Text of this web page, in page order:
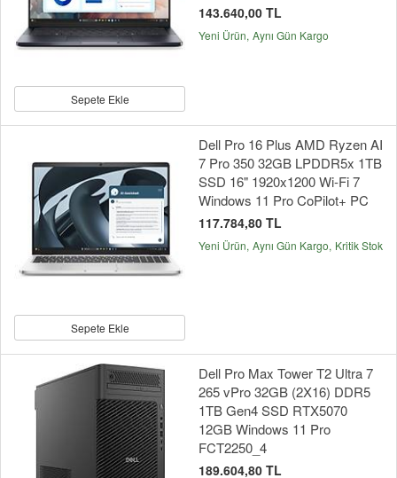
Sepete Ekle
143.640,00 TL
Yeni Ürün Aynı Gün Kargo
Sepete Ekle
Dell Pro 16 Plus AMD Ryzen AI
7 Pro 350 32GB LPDDR5x 1TB
SSD 16" 1920x1200 Wi-Fi 7
Windows 11 Pro CoPilot+ PC
117.784,80 TL
Yeni Ürün Aynı Gün Kargo Kritik Stok
Dell Pro Max Tower T2 Ultra 7
265 vPro 32GB (2X16) DDR5
1TB Gen4 SSD RTX5070
12GB Windows 11 Pro
FCT2250_4
189.604,80 TL